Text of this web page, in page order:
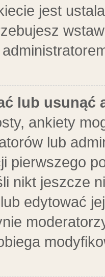
jest
lub usunąć
ankiety
lub
pierwszego
nikt jeszcze
edytować